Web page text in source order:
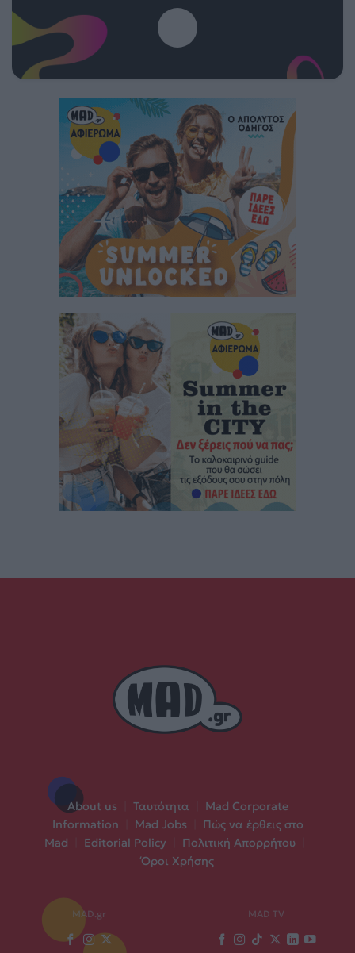
About us Ταυτότητα
Mad Corporate
Information
Mad Jobs
Πώς να έρθεις στο
Mad
Editorial Policy Πολιτική Απορρήτου
Όροι Χρήσης
MAD.gr MAD TV